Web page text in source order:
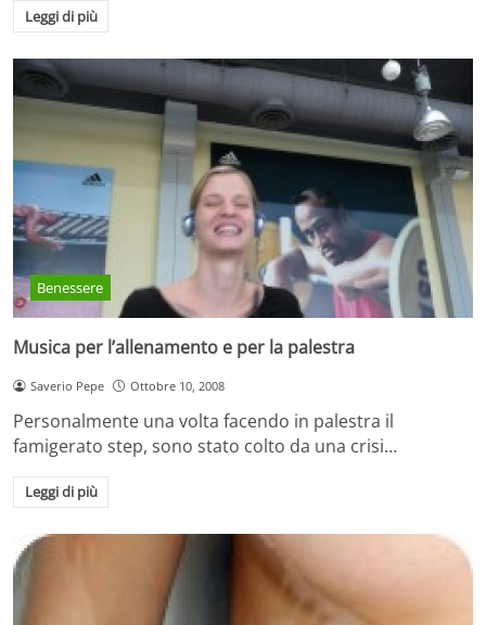
Leggi di più
Benessere
Musica per l’allenamento e per la palestra
Saverio Pepe Ottobre 10, 2008
Personalmente una volta facendo in palestra il
famigerato step, sono stato colto da una crisi…
Leggi di più